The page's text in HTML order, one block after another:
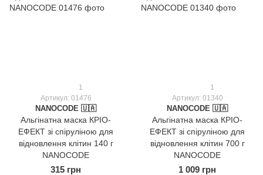
1
Артикул: 01476
NANOCODE 🇺🇦
Альгінатна маска КРІО-
ЕФЕКТ зі спіруліною для
відновлення клітин 140 г
NANOCODE
315 грн
1
Артикул: 01340
NANOCODE 🇺🇦
Альгінатна маска КРІО-
ЕФЕКТ зі спіруліною для
відновлення клітин 700 г
NANOCODE
1 009 грн